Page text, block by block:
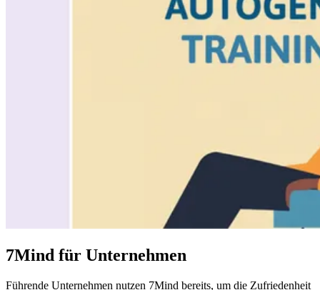
7Mind für Unternehmen
Führende Unternehmen nutzen 7Mind bereits, um die Zufriedenheit